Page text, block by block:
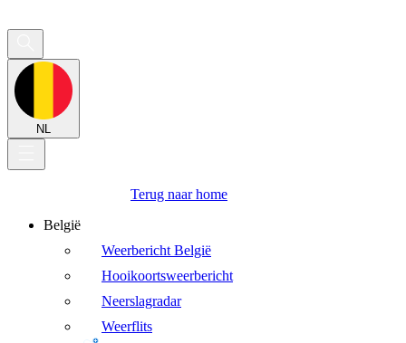
NL
Terug naar home
België
Weerbericht België
Hooikoortsweerbericht
Neerslagradar
Weerflits